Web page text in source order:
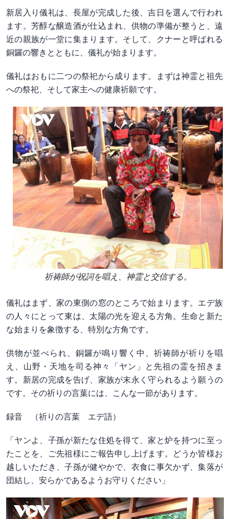
新居入り儀礼は、長屋が完成した後、吉日を選んで行われ
ます。芳醇な醸造酒が仕込まれ、供物の準備が整うと、遠
近の親族が一堂に集まります。そして、クナーと呼ばれる
銅鑼の響きとともに、儀礼が始まります。
儀礼はおもに二つの祭祀から成ります。まずは神霊と祖先
への祭祀、そして家主への健康祈願です。
祈祷師が祝詞を唱え、神霊と交信する。
儀礼はまず、家の東側の窓のところで始まります。エデ族
の人々にとって東は、太陽の光を迎える方角。生命と新た
な始まりを象徴する、特別な方角です。
供物が並べられ、銅鑼が鳴り響く中、祈祷師が祈りを唱
え、山野・天地を司る神々「ヤン」と先祖の霊を招きま
す。新居の完成を告げ、家族が末永く守られるよう願うの
です。その祈りの言葉には、こんな一節があります。
録音 （祈りの言葉 エデ語）
「ヤンよ、子孫が新たな住処を得て、家と炉を持つに至っ
たことを、ご先祖様にご報告申し上げます。どうか皆様お
越しいただき、子孫が健やかで、衣食に事欠かず、集落が
団結し、安らかであるようお守りください」